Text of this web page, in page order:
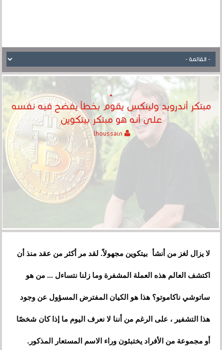
مبتكر أندرويد ولينكس يقوم بخطأ يفضح فيه نفسه
على أنه هو مبتكر بيتكوين
لا يزال لغز من أنشأ بيتكوين مجهولاً. لقد مر أكثر من عقد منذ أن
اكتشف العالم هذه العملة المشفرة وما زلنا نتساءل ... من هو
ساتوشي ناكاموتو؟ هذا هو الكيان المفترض المسؤول عن وجود
هذا التشفير ، على الرغم من أننا لا نعرف اليوم ما إذا كان شخصًا
أو مجموعة من الأفراد يختبئون وراء الاسم المستعار المذكور.